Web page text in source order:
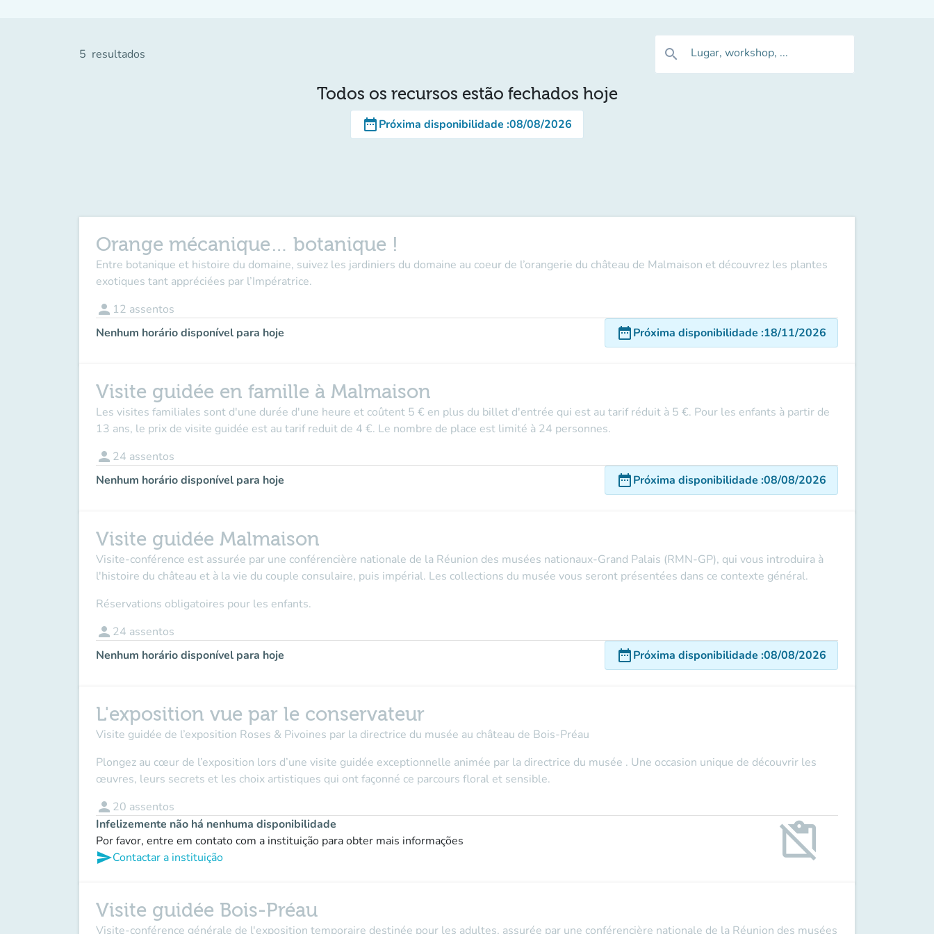
5 resultados search Lugar, workshop, ...
Todos os recursos estão fechados hoje
date_rangePróxima disponibilidade :08/08/2026
Orange mécanique… botanique !
Entre botanique et histoire du domaine, suivez les jardiniers du domaine au coeur de l’orangerie du château de Malmaison et découvrez les plantes
exotiques tant appréciées par l’Impératrice.
person 12 assentos
Nenhum horário disponível para hoje
date_rangePróxima disponibilidade :18/11/2026
Visite guidée en famille à Malmaison
Les visites familiales sont d'une durée d'une heure et coûtent 5 € en plus du billet d'entrée qui est au tarif réduit à 5 €. Pour les enfants à partir de
13 ans, le prix de visite guidée est au tarif reduit de 4 €. Le nombre de place est limité à 24 personnes.
person 24 assentos
Nenhum horário disponível para hoje
date_rangePróxima disponibilidade :08/08/2026
Visite guidée Malmaison
Visite-conférence est assurée par une conférencière nationale de la Réunion des musées nationaux-Grand Palais (RMN-GP), qui vous introduira à
l'histoire du château et à la vie du couple consulaire, puis impérial. Les collections du musée vous seront présentées dans ce contexte général.
Réservations obligatoires pour les enfants.
person 24 assentos
Nenhum horário disponível para hoje
date_rangePróxima disponibilidade :08/08/2026
L'exposition vue par le conservateur
Visite guidée de l’exposition Roses & Pivoines par la directrice du musée au château de Bois-Préau
Plongez au cœur de l’exposition lors d’une visite guidée exceptionnelle animée par la directrice du musée . Une occasion unique de découvrir les
œuvres, leurs secrets et les choix artistiques qui ont façonné ce parcours floral et sensible.
person 20 assentos
Infelizemente não há nenhuma disponibilidade
Por favor, entre em contato com a instituição para obter mais informações
sendContactar a instituição content_paste_off
Visite guidée Bois-Préau
Visite-conférence générale de l'exposition temporaire destinée pour les adultes, assurée par une conférencière nationale de la Réunion des musées